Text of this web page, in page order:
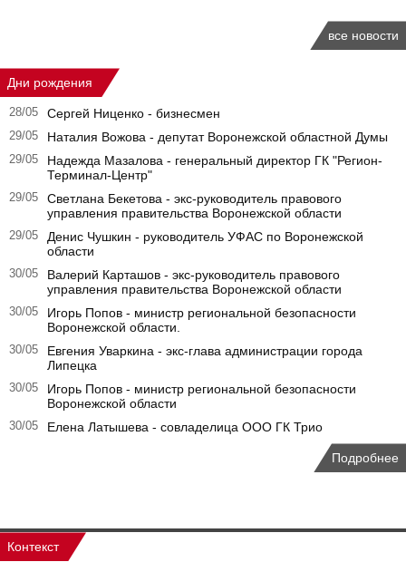
все новости
Дни рождения
28/05 Сергей Ниценко - бизнесмен
29/05 Наталия Вожова - депутат Воронежской областной Думы
29/05
Надежда Мазалова - генеральный директор ГК "Регион-
Терминал-Центр"
29/05
Светлана Бекетова - экс-руководитель правового
управления правительства Воронежской области
29/05
Денис Чушкин - руководитель УФАС по Воронежской
области
30/05
Валерий Карташов - экс-руководитель правового
управления правительства Воронежской области
30/05
Игорь Попов - министр региональной безопасности
Воронежской области.
30/05
Евгения Уваркина - экс-глава администрации города
Липецка
30/05
Игорь Попов - министр региональной безопасности
Воронежской области
30/05 Елена Латышева - совладелица ООО ГК Трио
Подробнее
Контекст